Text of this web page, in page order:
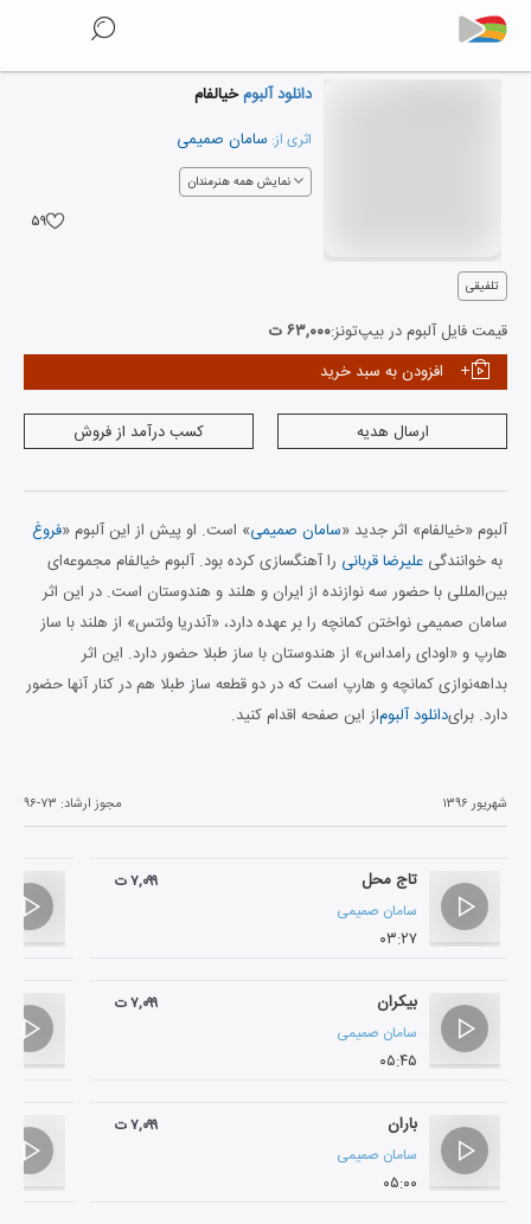
دانلود آلبومخیالفام
اثری از: سامان صمیمی
نمایش همه هنرمندان
۵۹
تلفیقی
قیمت فایل آلبوم در بیپ‌تونز:۶۳,۰۰۰ ت
افزودن به سبد خرید
ارسال هدیه کسب درآمد از فروش
آلبوم «خیالفام» اثر جدید «سامان صمیمی» است. او پیش از این آلبوم «فروغ
به خوانندگی علیرضا قربانی را آهنگسازی کرده بود. آلبوم خیالفام مجموعه‌ای
بین‌المللی با حضور سه نوازنده از ایران و هلند و هندوستان است. در این اثر
سامان صمیمی نواختن کمانچه را بر عهده دارد، «آندریا وئتس» از هلند با ساز
هارپ و «اودای رامداس» از هندوستان با ساز طبلا حضور دارد. این اثر
بداهه‌نوازی کمانچه و هارپ است که در دو قطعه ساز طبلا هم در کنار آنها حضور
دارد. برایدانلود آلبوماز این صفحه اقدام کنید.
شهریور ۱۳۹۶ مجوز ارشاد: ۹۶-۷۳
تاج محل
سامان صمیمی
۰۳:۲۷
۷,۰۹۹ ت
بیکران
سامان صمیمی
۰۵:۴۵
۷,۰۹۹ ت
باران
سامان صمیمی
۰۵:۰۰
۷,۰۹۹ ت